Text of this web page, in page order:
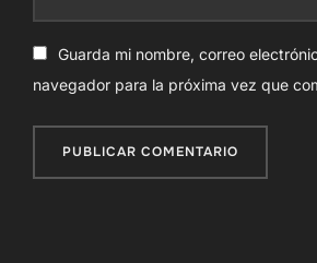
Guarda mi nombre, correo
navegador para la próxima vez que